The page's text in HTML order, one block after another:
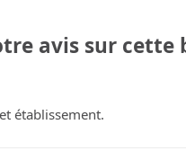
avis sur
établissement.